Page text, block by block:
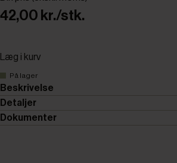
42,00 kr./stk.
Læg i kurv
På lager
Beskrivelse
Detaljer
Dokumenter